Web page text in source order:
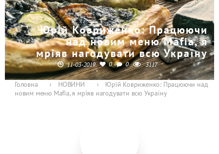
Юрій Ковриженко: Працюючи
над новим меню Mafia, я
мріяв нагодувати всю Україну
11-03-2019 0 0 3117
Головна › НОВИНИ ›
Юрій Ковриженко: Працюючи над
новим меню Mafia, я мріяв нагодувати всю Україну